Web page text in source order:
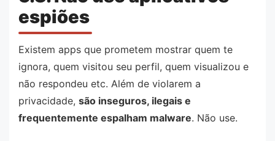
espiões
Existem apps que prometem mostrar quem te
ignora, quem visitou seu perfil, quem visualizou e
não respondeu etc. Além de violarem a
privacidade, são inseguros, ilegais e
frequentemente espalham malware. Não use.